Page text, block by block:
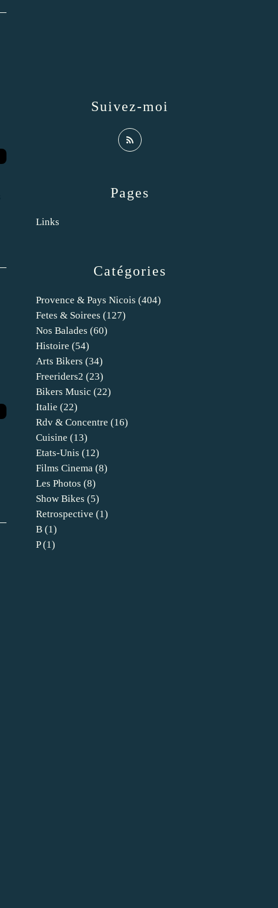
Catégories
Provence & Pays Nicois (404)
Fetes & Soirees (127)
Nos Balades (60)
Histoire (54)
Arts Bikers (34)
Freeriders2 (23)
Bikers Music (22)
Italie (22)
Rdv & Concentre (16)
Cuisine (13)
Etats-Unis (12)
Films Cinema (8)
Les Photos (8)
Show Bikes (5)
Retrospective (1)
B (1)
P(1)
Pages
Links
Suivez-moi